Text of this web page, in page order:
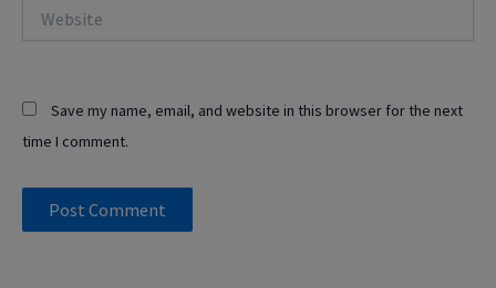
Save my name, email, and website in this browser for the next
time I comment.